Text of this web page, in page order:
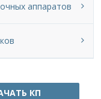
аппаратов
КП